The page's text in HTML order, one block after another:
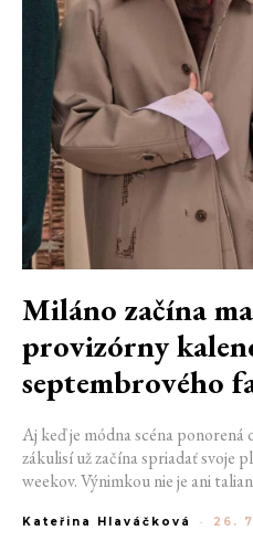
Miláno začína
provizórny
septembrového
Aj keď je módna scéna
zákulisí už začína spriadať svoje
weekov. Výnimkou nie je ani
od 22. do 28. septembra privíta
Kateřina Hlaváčková - 26.